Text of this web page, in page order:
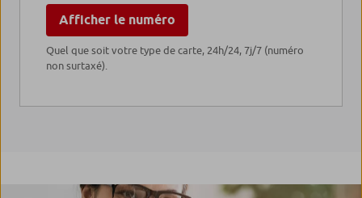
Afficher le numéro
Quel que soit votre type de carte, 24h/24, 7j/7 (numéro
non surtaxé).